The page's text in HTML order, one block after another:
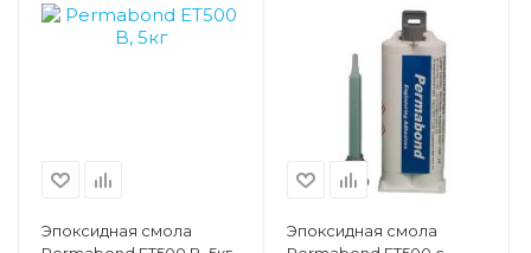
Эпоксидная смола
Эпоксидная смола